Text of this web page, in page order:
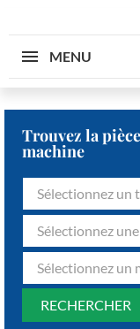
MENU
Trouvez la
machine
Sélectionnez un
Sélectionnez
Sélectionnez un